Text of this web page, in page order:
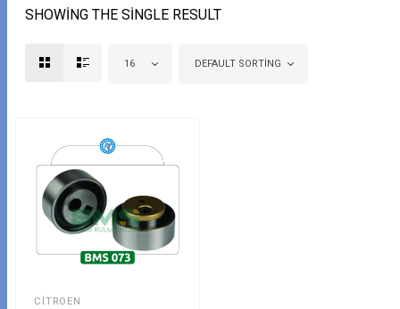
SHOWING THE SINGLE RESULT
16 DEFAULT SORTING
CITROEN